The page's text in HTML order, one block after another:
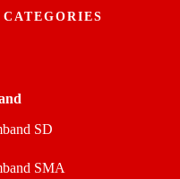
SD
SMA